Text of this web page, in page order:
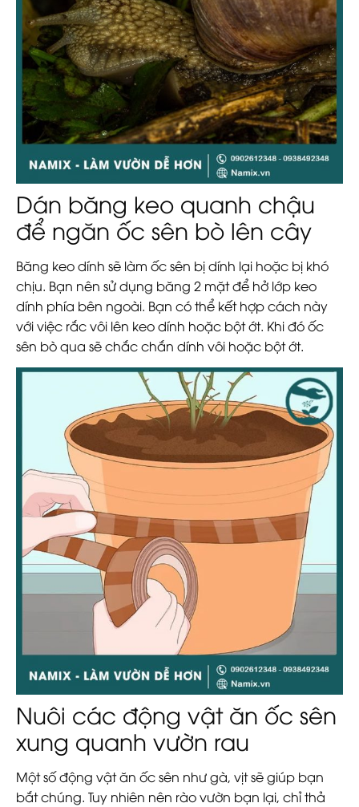
Dán băng keo quanh chậu
để ngăn ốc sên bò lên cây
Băng keo dính sẽ làm ốc sên bị dính lại hoặc bị khó
chịu. Bạn nên sử dụng băng 2 mặt để hở lớp keo
dính phía bên ngoài. Bạn có thể kết hợp cách này
với việc rắc vôi lên keo dính hoặc bột ớt. Khi đó ốc
sên bò qua sẽ chắc chắn dính vôi hoặc bột ớt.
Nuôi các động vật ăn ốc sên
xung quanh vườn rau
Một số động vật ăn ốc sên như gà, vịt sẽ giúp bạn
bắt chúng. Tuy nhiên nên rào vườn bạn lại, chỉ thả